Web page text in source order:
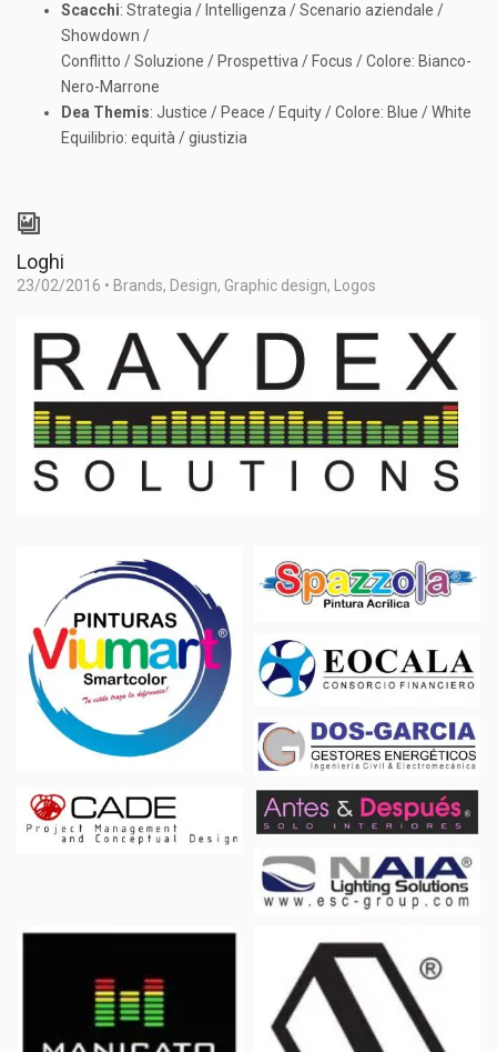
Scacchi: Strategia / Intelligenza / Scenario aziendale /
Showdown /
Conflitto / Soluzione / Prospettiva / Focus / Colore: Bianco-
Nero-Marrone
Dea Themis: Justice / Peace / Equity / Colore: Blue / White
Equilibrio: equità / giustizia
Loghi
23/02/2016 • Brands, Design, Graphic design, Logos